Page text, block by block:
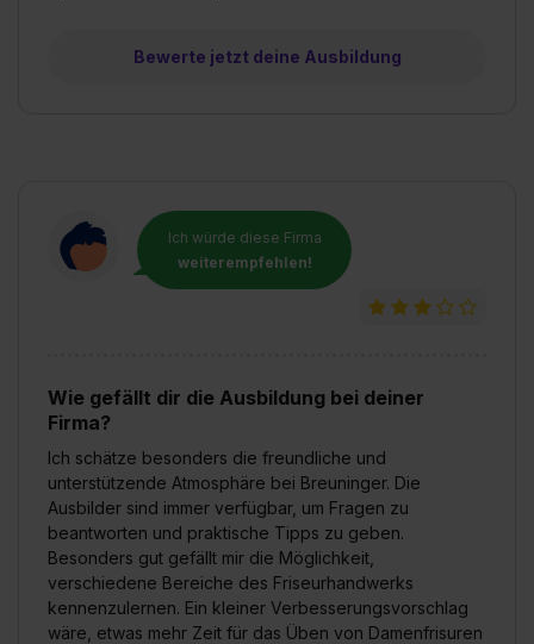
Ich würde diese Firma
weiterempfehlen!
Wie gefällt dir die Ausbildung bei deiner
Firma?
Ich schätze besonders die freundliche und
unterstützende Atmosphäre bei Breuninger. Die
Ausbilder sind immer verfügbar, um Fragen zu
beantworten und praktische Tipps zu geben.
Besonders gut gefällt mir die Möglichkeit,
verschiedene Bereiche des Friseurhandwerks
kennenzulernen. Ein kleiner Verbesserungsvorschlag
wäre, etwas mehr Zeit für das Üben von Damenfrisuren
Bewerte jetzt deine Ausbildung